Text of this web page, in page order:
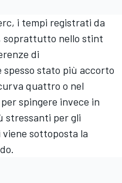
i tempi registrati da
soprattutto nello stint
di
spesso stato più accorto
quattro o nel
spingere invece in
stressanti per gli
sottoposta la